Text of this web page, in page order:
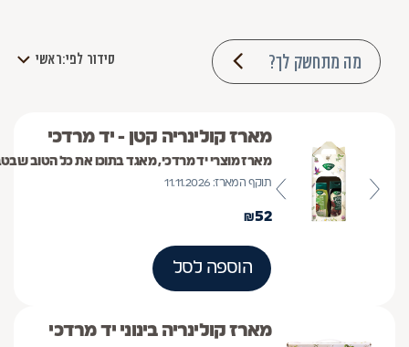
מה מתחשק לך? סידור לפי:ראשי
מארז קולינריה קטן - יד מרדכי
מארז מוצרי יד מרדכי, מאגד בתוכו את כל הטוב
תוקף המארז: 11.11.2026
52
₪
הוספה לסל
מארז קולינריה בינוני יד מרדכי